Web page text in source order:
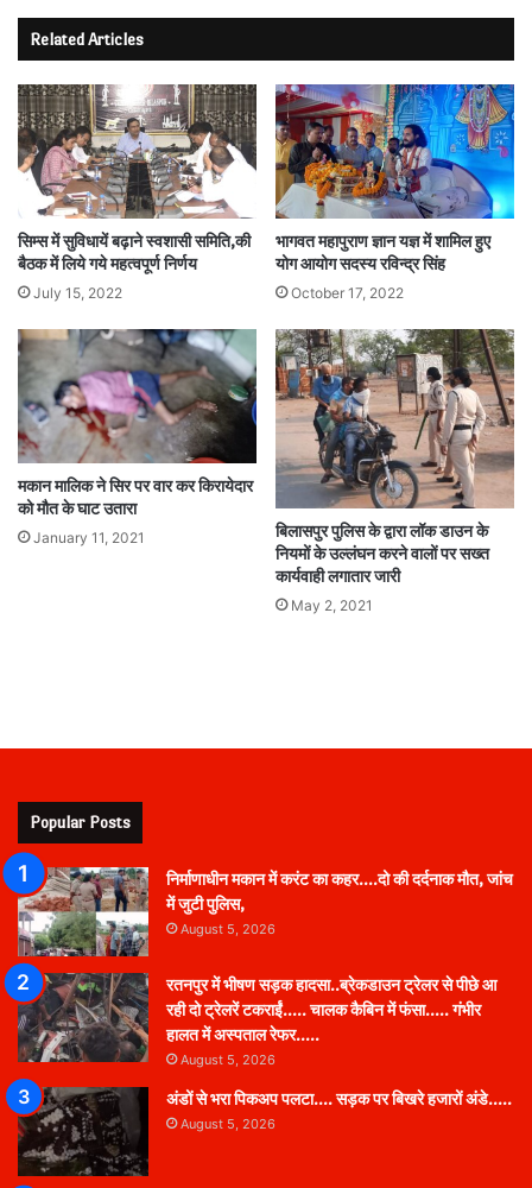
Related Articles
सिम्स में सुविधायें बढ़ाने स्वशासी समिति,की
बैठक में लिये गये महत्वपूर्ण निर्णय
July 15, 2022
भागवत महापुराण ज्ञान यज्ञ में शामिल हुए
योग आयोग सदस्य रविन्द्र सिंह
October 17, 2022
मकान मालिक ने सिर पर वार कर किरायेदार
को मौत के घाट उतारा
January 11, 2021
बिलासपुर पुलिस के द्वारा लॉक डाउन के
नियमों के उल्लंघन करने वालों पर सख्त
कार्यवाही लगातार जारी
May 2, 2021
Popular Posts
निर्माणाधीन मकान में करंट का कहर….दो की दर्दनाक मौत, जांच
में जुटी पुलिस,
August 5, 2026
रतनपुर में भीषण सड़क हादसा..ब्रेकडाउन ट्रेलर से पीछे आ
रही दो ट्रेलरें टकराईं….. चालक कैबिन में फंसा….. गंभीर
हालत में अस्पताल रेफर…..
August 5, 2026
अंडों से भरा पिकअप पलटा…. सड़क पर बिखरे हजारों अंडे…..
August 5, 2026